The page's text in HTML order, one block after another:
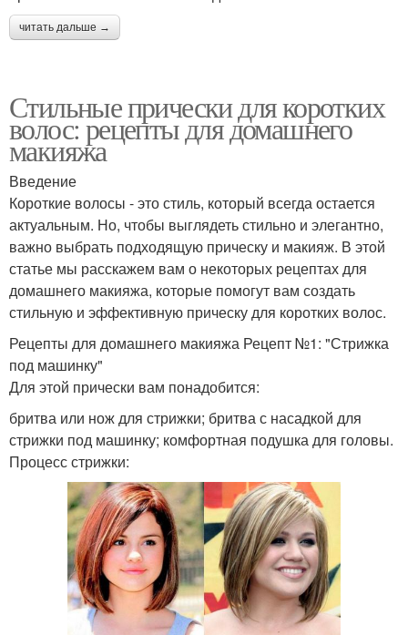
читать дальше →
Стильные прически для коротких
волос: рецепты для домашнего
макияжа
Введение
Короткие волосы - это стиль, который всегда остается
актуальным. Но, чтобы выглядеть стильно и элегантно,
важно выбрать подходящую прическу и макияж. В этой
статье мы расскажем вам о некоторых рецептах для
домашнего макияжа, которые помогут вам создать
стильную и эффективную прическу для коротких волос.
Рецепты для домашнего макияжа Рецепт №1: "Стрижка
под машинку"
Для этой прически вам понадобится:
бритва или нож для стрижки; бритва с насадкой для
стрижки под машинку; комфортная подушка для головы.
Процесс стрижки: